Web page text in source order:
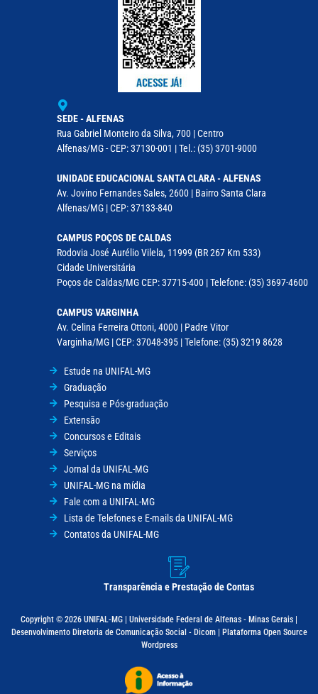
SEDE - ALFENAS
Rua Gabriel Monteiro da Silva, 700 | Centro
Alfenas/MG - CEP: 37130-001 | Tel.: (35) 3701-9000
UNIDADE EDUCACIONAL SANTA CLARA - ALFENAS
Av. Jovino Fernandes Sales, 2600 | Bairro Santa Clara
Alfenas/MG | CEP: 37133-840
CAMPUS POÇOS DE CALDAS
Rodovia José Aurélio Vilela, 11999 (BR 267 Km 533)
Cidade Universitária
Poços de Caldas/MG CEP: 37715-400 | Telefone: (35) 3697-4600
CAMPUS VARGINHA
Av. Celina Ferreira Ottoni, 4000 | Padre Vitor
Varginha/MG | CEP: 37048-395 | Telefone: (35) 3219 8628
Estude na UNIFAL-MG
Graduação
Pesquisa e Pós-graduação
Extensão
Concursos e Editais
Serviços
Jornal da UNIFAL-MG
UNIFAL-MG na mídia
Fale com a UNIFAL-MG
Lista de Telefones e E-mails da UNIFAL-MG
Contatos da UNIFAL-MG
Transparência e Prestação de Contas
Copyright © 2026 UNIFAL-MG | Universidade Federal de Alfenas - Minas Gerais |
Desenvolvimento Diretoria de Comunicação Social - Dicom | Plataforma Open Source
Wordpress